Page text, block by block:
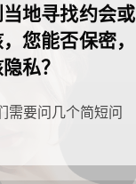
地寻找约会或
您能否保密，
私？
需要问几个简短问